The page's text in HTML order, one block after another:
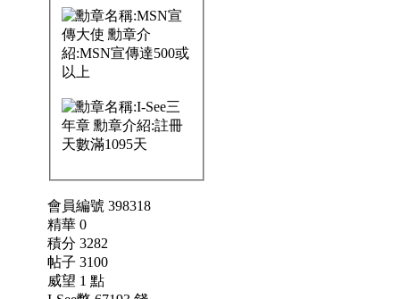
會員編號 398318
精華 0
積分 3282
帖子 3100
威望 1 點